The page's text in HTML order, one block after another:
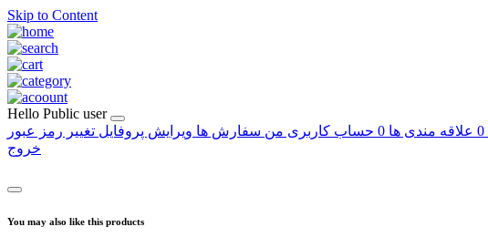
Skip to Content
Hello Public user
0 علاقه مندی ها 0 حساب کاربری من سفارش ها ویرایش پروفایل تغییر رمز عبور
خروج
You may also like this products